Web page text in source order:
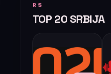
RS
TOP 20 SRBIJA